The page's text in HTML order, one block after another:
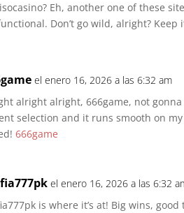
Eh, another one of these
Don’t go wild, alright?
el enero 16, 2026 a las 6:32 am
alright alright, 666game, not gonna
selection and it runs smooth on
666game
el enero 16, 2026 a las 6:32
is where it’s at! Big wins,